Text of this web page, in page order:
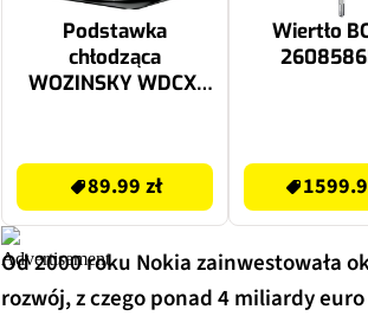
Podstawka
chłodząca
WOZINSKY WDCX-
89.99 zł
Wiertło
Od 2000 roku Nokia zainwestowała
rozwój, z czego ponad 4 miliardy